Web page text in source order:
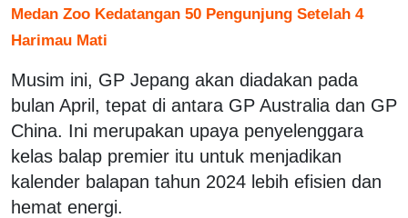
Medan Zoo Kedatangan 50 Pengunjung Setelah 4
Harimau Mati
Musim ini, GP Jepang akan diadakan pada
bulan April, tepat di antara GP Australia dan GP
China. Ini merupakan upaya penyelenggara
kelas balap premier itu untuk menjadikan
kalender balapan tahun 2024 lebih efisien dan
hemat energi.